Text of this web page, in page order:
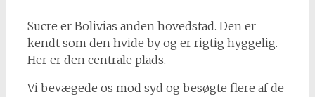
Sucre er Bolivias anden hovedstad. Den er
kendt som den hvide by og er rigtig hyggelig.
Her er den centrale plads.
Vi bevægede os mod syd og besøgte flere af de